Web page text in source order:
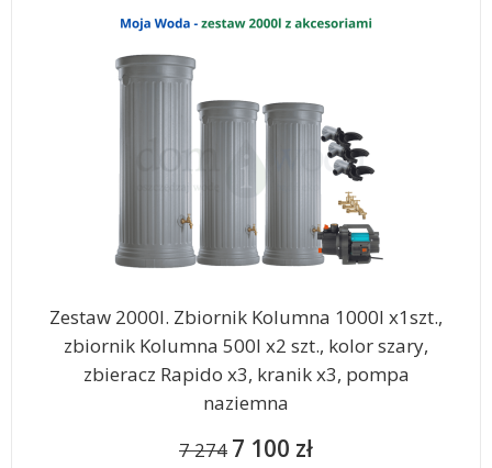
Zestaw 2000l. Zbiornik Kolumna 1000l x1szt.,
zbiornik Kolumna 500l x2 szt., kolor szary,
zbieracz Rapido x3, kranik x3, pompa
naziemna
7 274 7 100 zł